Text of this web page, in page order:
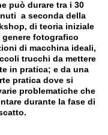
può durare tra i 30
a seconda della
di teoria iniziale
fotografico
di macchina ideali,
trucchi da mettere
in pratica; e da una
pratica dove si
problematiche che
durante la fase di